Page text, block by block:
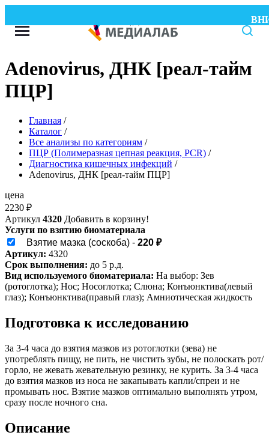
Adenovirus, ДНК [реал-тайм
ПЦР]
Главная /
Каталог /
Все анализы по категориям /
ПЦР (Полимеразная цепная реакция, PCR) /
Диагностика кишечных инфекций /
Adenovirus, ДНК [реал-тайм ПЦР]
цена
2230 ₽
Артикул 4320 Добавить в корзину!
Услуги по взятию биоматериала
Взятие мазка (соскоба) - 220 ₽
Артикул: 4320
Срок выполнения: до 5 р.д.
Вид используемого биоматериала: На выбор: Зев
(ротоглотка); Нос; Носоглотка; Слюна; Конъюнктива(левый
глаз); Конъюнктива(правый глаз); Амниотическая жидкость
Подготовка к исследованию
За 3-4 часа до взятия мазков из ротоглотки (зева) не
употреблять пищу, не пить, не чистить зубы, не полоскать рот/
горло, не жевать жевательную резинку, не курить. За 3-4 часа
до взятия мазков из носа не закапывать капли/спреи и не
промывать нос. Взятие мазков оптимально выполнять утром,
сразу после ночного сна.
Описание